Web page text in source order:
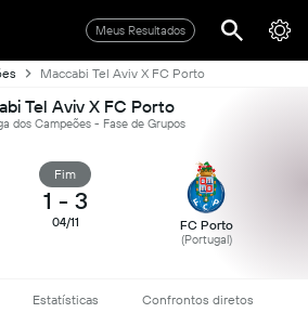
Meus Resultados
Maccabi Tel Aviv X FC Porto
Tel Aviv X FC Porto
dos Campeões - Fase de Grupos
Fim
1 - 3
04/11 FC Porto
(Portugal)
Estatísticas Confrontos diretos